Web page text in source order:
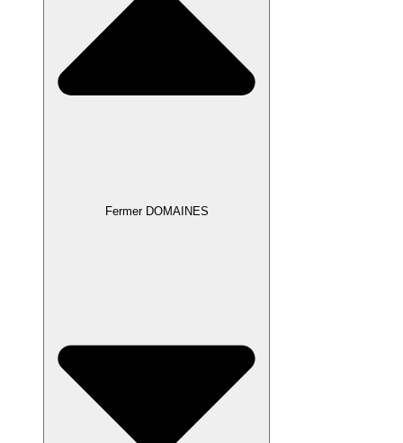
Fermer DOMAINES